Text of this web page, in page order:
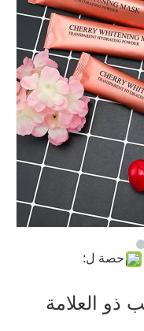
حصة ل:
ذو العلامة